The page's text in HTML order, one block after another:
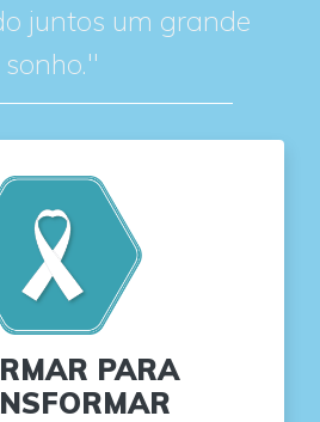
juntos um grande
sonho."
PARA